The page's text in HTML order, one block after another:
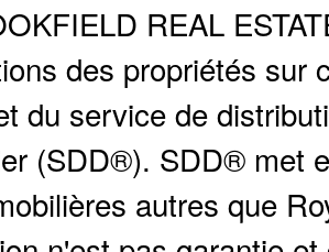
REAL
des propriétés sur
du service de
(SDD®). SDD® met
autres que